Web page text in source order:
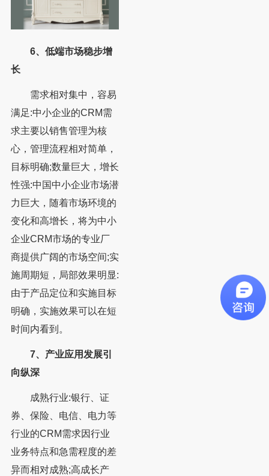
6、低端市场稳步增
长
需求相对集中，容易
满足:中小企业的CRM需
求主要以销售管理为核
心，管理流程相对简单，
目标明确;数量巨大，增长
性强:中国中小企业市场潜
力巨大，随着市场环境的
变化和高增长，将为中小
企业CRM市场的专业厂
商提供广阔的市场空间;实
施周期短，局部效果明显:
由于产品定位和实施目标
明确，实施效果可以在短
时间内看到。
7、产业应用发展引
向纵深
成熟行业:银行、证
券、保险、电信、电力等
行业的CRM需求因行业
业务特点和急需程度的差
异而相对成熟;高成长产